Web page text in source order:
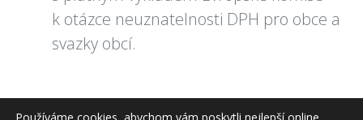
k otázce neuznatelnosti DPH pro obce a
svazky obcí.